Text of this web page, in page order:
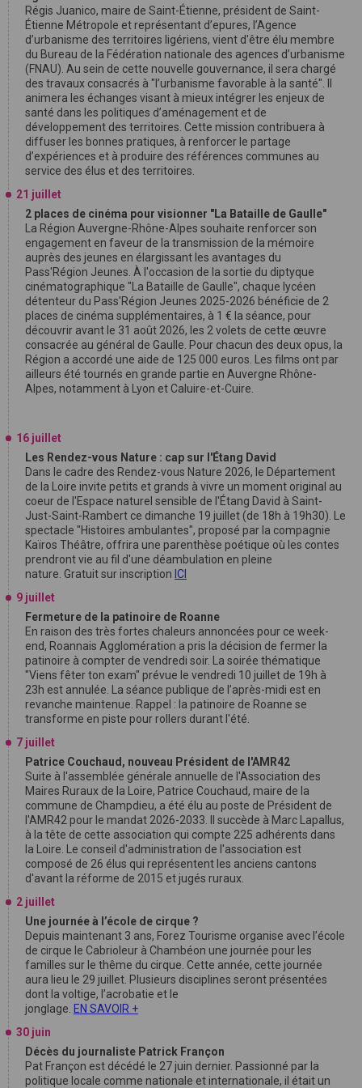
Régis Juanico, maire de Saint-Étienne, président de Saint-
Étienne Métropole et représentant d’epures, l’Agence
d’urbanisme des territoires ligériens, vient d'être élu membre
du Bureau de la Fédération nationale des agences d’urbanisme
(FNAU). Au sein de cette nouvelle gouvernance, il sera chargé
des travaux consacrés à "l’urbanisme favorable à la santé". Il
animera les échanges visant à mieux intégrer les enjeux de
santé dans les politiques d’aménagement et de
développement des territoires. Cette mission contribuera à
diffuser les bonnes pratiques, à renforcer le partage
d’expériences et à produire des références communes au
service des élus et des territoires.
21 juillet
2 places de cinéma pour visionner "La Bataille de Gaulle"
La Région Auvergne-Rhône-Alpes souhaite renforcer son
engagement en faveur de la transmission de la mémoire
auprès des jeunes en élargissant les avantages du
Pass'Région Jeunes. À l'occasion de la sortie du diptyque
cinématographique "La Bataille de Gaulle", chaque lycéen
détenteur du Pass'Région Jeunes 2025-2026 bénéficie de 2
places de cinéma supplémentaires, à 1 € la séance, pour
découvrir avant le 31 août 2026, les 2 volets de cette œuvre
consacrée au général de Gaulle. Pour chacun des deux opus, la
Région a accordé une aide de 125 000 euros. Les films ont par
ailleurs été tournés en grande partie en Auvergne Rhône-
Alpes, notamment à Lyon et Caluire-et-Cuire.
16 juillet
Les Rendez-vous Nature : cap sur l'Étang David
Dans le cadre des Rendez-vous Nature 2026, le Département
de la Loire invite petits et grands à vivre un moment original au
coeur de l'Espace naturel sensible de l'Étang David à Saint-
Just-Saint-Rambert ce dimanche 19 juillet (de 18h à 19h30). Le
spectacle "Histoires ambulantes", proposé par la compagnie
Kaïros Théâtre, offrira une parenthèse poétique où les contes
prendront vie au fil d'une déambulation en pleine
nature. Gratuit sur inscription ICI
9 juillet
Fermeture de la patinoire de Roanne
En raison des très fortes chaleurs annoncées pour ce week-
end, Roannais Agglomération a pris la décision de fermer la
patinoire à compter de vendredi soir. La soirée thématique
"Viens fêter ton exam" prévue le vendredi 10 juillet de 19h à
23h est annulée. La séance publique de l’après-midi est en
revanche maintenue. Rappel : la patinoire de Roanne se
transforme en piste pour rollers durant l'été.
7 juillet
Patrice Couchaud, nouveau Président de l'AMR42
Suite à l'assemblée générale annuelle de l'Association des
Maires Ruraux de la Loire, Patrice Couchaud, maire de la
commune de Champdieu, a été élu au poste de Président de
l'AMR42 pour le mandat 2026-2033. Il succède à Marc Lapallus,
à la tête de cette association qui compte 225 adhérents dans
la Loire. Le conseil d'administration de l'association est
composé de 26 élus qui représentent les anciens cantons
d'avant la réforme de 2015 et jugés ruraux.
2 juillet
Une journée à l’école de cirque ?
Depuis maintenant 3 ans, Forez Tourisme organise avec l’école
de cirque le Cabrioleur à Chambéon une journée pour les
familles sur le thême du cirque. Cette année, cette journée
aura lieu le 29 juillet. Plusieurs disciplines seront présentées
dont la voltige, l’acrobatie et le
jonglage. EN SAVOIR +
30 juin
Décès du journaliste Patrick Françon
Pat Françon est décédé le 27 juin dernier. Passionné par la
politique locale comme nationale et internationale, il était un